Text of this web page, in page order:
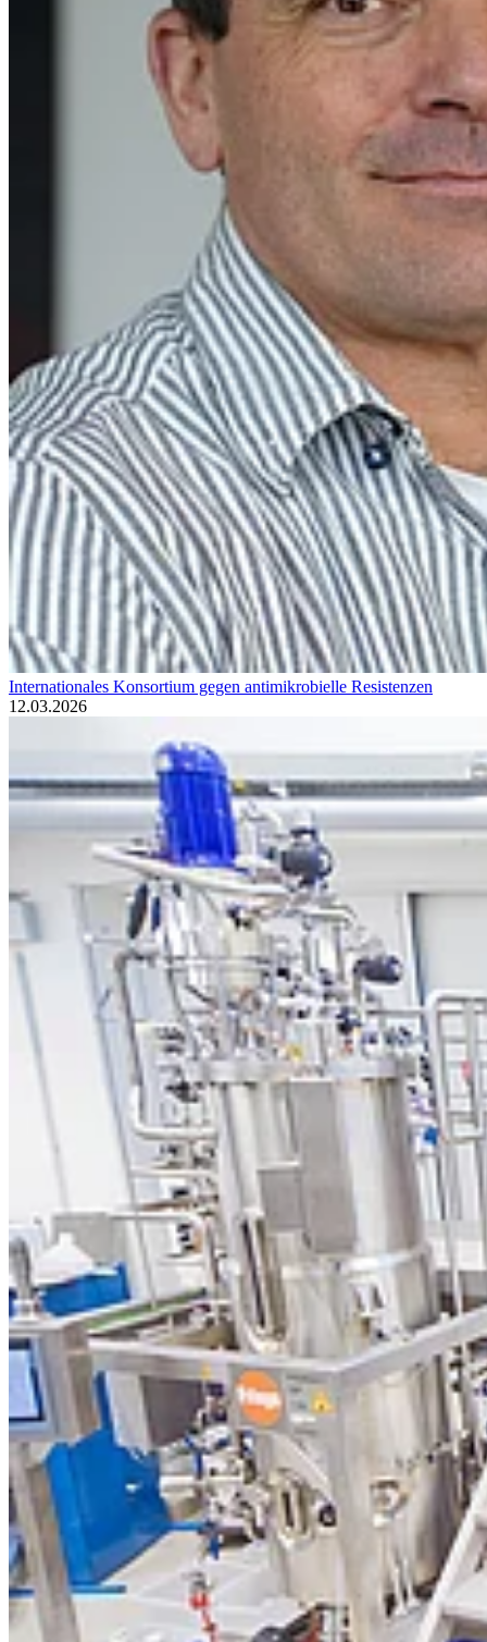
Internationales Konsortium gegen antimikrobielle Resistenzen
12.03.2026